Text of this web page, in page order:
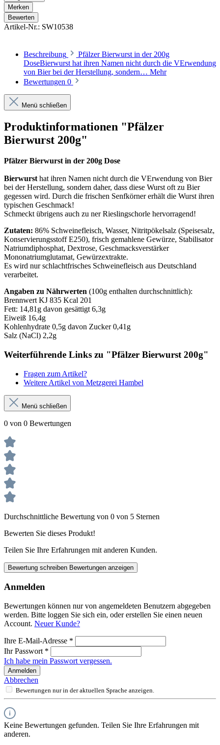
Merken
Bewerten
Artikel-Nr.: SW10538
Beschreibung
Pfälzer Bierwurst in der 200g
DoseBierwurst hat ihren Namen nicht durch die VErwendung
von Bier bei der Herstellung, sondern… Mehr
Bewertungen 0
Menü schließen
Produktinformationen "Pfälzer
Bierwurst 200g"
Pfälzer Bierwurst in der 200g Dose
Bierwurst hat ihren Namen nicht durch die VErwendung von Bier
bei der Herstellung, sondern daher, dass diese Wurst oft zu Bier
gegessen wird. Durch die frischen Senfkörner erhält die Wurst ihren
typischen Geschmack!
Schmeckt übrigens auch zu ner Rieslingschorle hervorragend!
Zutaten: 86% Schweinefleisch, Wasser, Nitritpökelsalz (Speisesalz,
Konservierungsstoff E250), frisch gemahlene Gewürze, Stabilisator
Natriumdiphosphat, Dextrose, Geschmacksverstärker
Mononatriumglutamat, Gewürzextrakte.
Es wird nur schlachtfrisches Schweinefleisch aus Deutschland
verarbeitet.
Angaben zu Nährwerten (100g enthalten durchschnittlich):
Brennwert KJ 835 Kcal 201
Fett: 14,81g davon gesättigt 6,3g
Eiweiß 16,4g
Kohlenhydrate 0,5g davon Zucker 0,41g
Salz (NaCl) 2,2g
Weiterführende Links zu "Pfälzer Bierwurst 200g"
Fragen zum Artikel?
Weitere Artikel von Metzgerei Hambel
Menü schließen
0 von 0 Bewertungen
Durchschnittliche Bewertung von 0 von 5 Sternen
Bewerten Sie dieses Produkt!
Teilen Sie Ihre Erfahrungen mit anderen Kunden.
Bewertung schreiben Bewertungen anzeigen
Anmelden
Bewertungen können nur von angemeldeten Benutzern abgegeben
werden. Bitte loggen Sie sich ein, oder erstellen Sie einen neuen
Account. Neuer Kunde?
Ihre E-Mail-Adresse *
Ihr Passwort *
Ich habe mein Passwort vergessen.
Anmelden
Abbrechen
Bewertungen nur in der aktuellen Sprache anzeigen.
Keine Bewertungen gefunden. Teilen Sie Ihre Erfahrungen mit
anderen.